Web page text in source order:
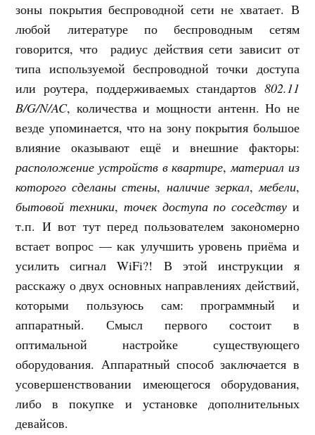
зоны покрытия беспроводной сети не хватает. В
любой литературе по беспроводным сетям
говорится, что радиус действия сети зависит от
типа используемой беспроводной точки доступа
или роутера, поддерживаемых стандартов 802.11
B/G/N/AC, количества и мощности антенн. Но не
везде упоминается, что на зону покрытия большое
влияние оказывают ещё и внешние факторы:
расположение устройств в квартире,материал из
которого сделаны стены, наличие зеркал,мебели,
бытовой техники, точек доступа по соседствуи
т.п. И вот тут перед пользователем закономерно
встает вопрос — как улучшить уровень приёма и
усилить сигнал WiFi?! В этой инструкции я
расскажу о двух основных направлениях действий,
которыми пользуюсь сам: программный и
аппаратный. Смысл первого состоит в
оптимальной настройке существующего
оборудования. Аппаратный способ заключается в
усовершенствовании имеющегося оборудования,
либо в покупке и установке дополнительных
девайсов.